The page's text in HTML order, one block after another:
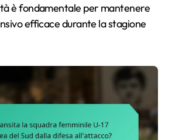
è fondamentale per mantenere
efficace durante la stagione